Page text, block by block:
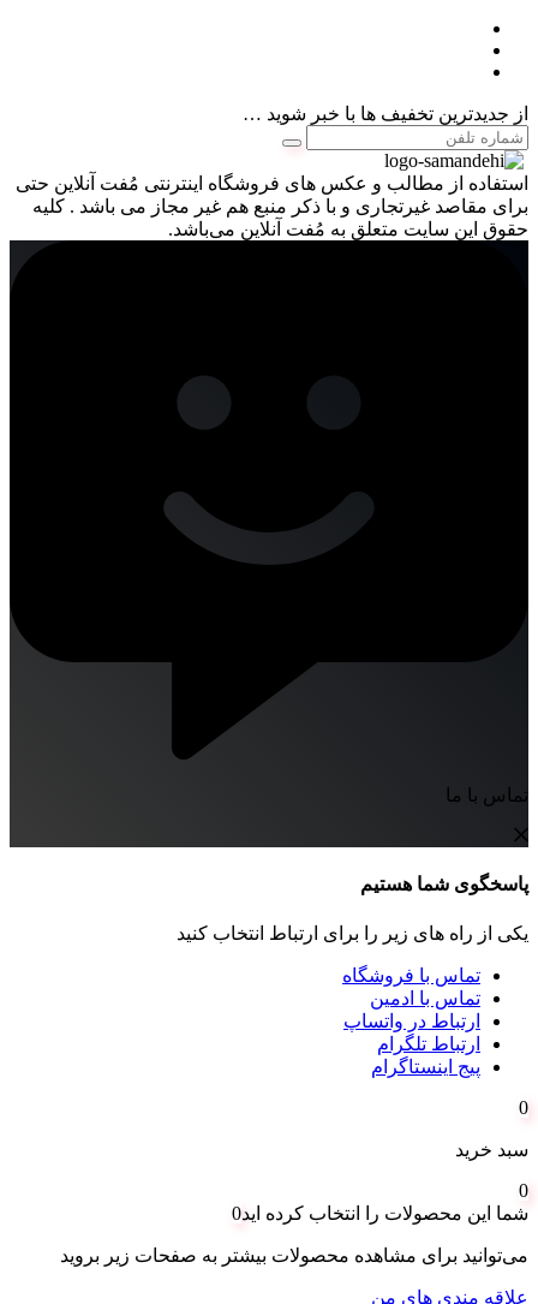
از جدیدترین تخفیف ها با خبر شوید …
استفاده از مطالب و عکس های فروشگاه اینترنتی مُفت آنلاین حتی
برای مقاصد غیرتجاری و با ذکر منبع هم غیر مجاز می باشد . کلیه
حقوق این سایت متعلق به مُفت آنلاین می‌باشد.
تماس با ما
پاسخگوی شما هستیم
یکی از راه های زیر را برای ارتباط انتخاب کنید
تماس با فروشگاه
تماس با ادمین
ارتباط در واتساپ
ارتباط تلگرام
پیج اینستاگرام
0
سبد خرید
0
شما این محصولات را انتخاب کرده اید0
می‌توانید برای مشاهده محصولات بیشتر به صفحات زیر بروید
علاقه مندی های من